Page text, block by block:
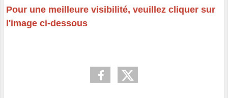
Pour une meilleure visibilité, veuillez cliquer sur
l'image ci-dessous